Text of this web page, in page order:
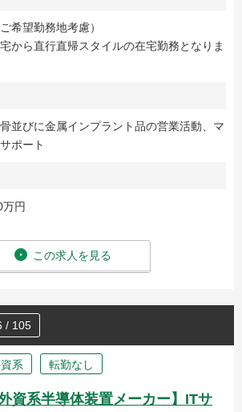
希望勤務地考慮）
から直行直帰スタイルの在宅勤務となりま
並びに金属インプラント品の営業活動、マ
ポート
円
この求人を見る
/ 105
系 転勤なし
資系半導体装置メーカー】ITサ